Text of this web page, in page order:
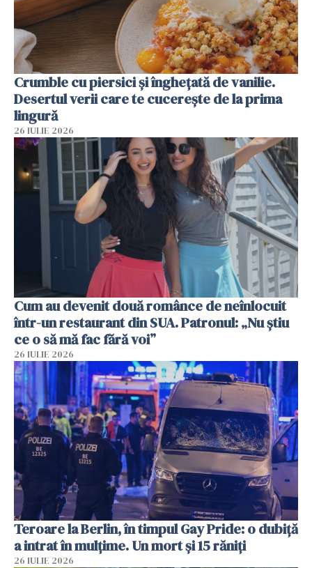
Crumble cu piersici și înghețată de vanilie.
Desertul verii care te cucerește de la prima
lingură
26 IULIE 2026
Cum au devenit două românce de neînlocuit
într-un restaurant din SUA. Patronul: „Nu știu
ce o să mă fac fără voi”
26 IULIE 2026
Teroare la Berlin, în timpul Gay Pride: o dubiță
a intrat în mulțime. Un mort și 15 răniți
26 IULIE 2026